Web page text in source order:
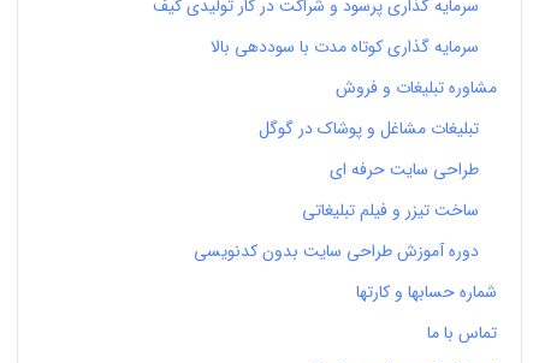
سرمایه گذاری پرسود و شراکت در کار تولیدی کیف
سرمایه گذاری کوتاه مدت با سوددهی بالا
مشاوره تبلیغات و فروش
تبلیغات مشاغل و پوشاک در گوگل
طراحی سایت حرفه ای
ساخت تیزر و فیلم تبلیغاتی
دوره آموزش طراحی سایت بدون کدنویسی
شماره حسابها و کارتها
تماس با ما